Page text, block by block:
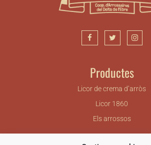
Productes
Licor de crema d’arròs
Licor 1860
Els arrossos